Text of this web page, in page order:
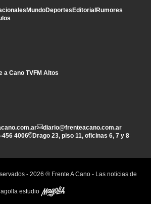
MundoDeportesEditorialRumores
a Cano TVFM Altos
diario@frenteacano.com.ar
-456 4006 Drago 23, piso 11, oficinas 6, 7 y 8
- 2026 ® Frente A Cano - Las noticias de
estudio